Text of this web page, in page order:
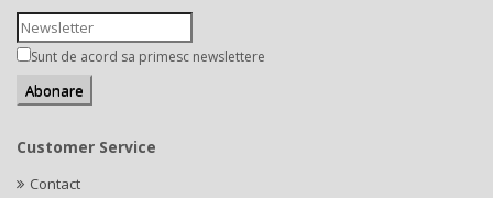
Sunt de acord sa primesc newslettere
Customer Service
Contact